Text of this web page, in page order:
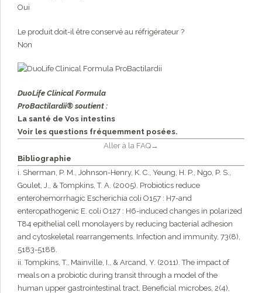
Oui
Le produit doit-il être conservé au réfrigérateur ?
Non
DuoLife Clinical Formula
ProBactilardii® soutient :
La santé de Vos intestins
Voir les questions fréquemment posées.
Aller à la FAQ→
Bibliographie
i. Sherman, P. M., Johnson-Henry, K. C., Yeung, H. P., Ngo, P. S.,
Goulet, J., & Tompkins, T. A. (2005). Probiotics reduce
enterohemorrhagic Escherichia coli O157 : H7-and
enteropathogenic E. coli O127 : H6-induced changes in polarized
T84 epithelial cell monolayers by reducing bacterial adhesion
and cytoskeletal rearrangements. Infection and immunity, 73(8),
5183-5188.
ii. Tompkins, T., Mainville, I., & Arcand, Y. (2011). The impact of
meals on a probiotic during transit through a model of the
human upper gastrointestinal tract. Beneficial microbes, 2(4),